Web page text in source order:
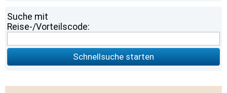
Suche mit
Reise-/Vorteilscode:
Schnellsuche starten